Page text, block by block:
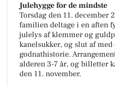
Julehygge for de mindste
Torsdag den 11. december
familien deltage i en aften
julelys af klemmer og
kanelsukker, og slut af
godnathistorie.
alderen 3-7 år, og billetter
den 11. november.